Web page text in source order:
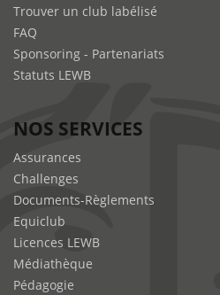
Trouver un club labélisé
FAQ
Sponsoring - Partenariats
Statuts LEWB
NOS SERVICES
Assurances
Challenges
Documents-Règlements
Equiclub
Licences LEWB
Médiathèque
Pédagogie